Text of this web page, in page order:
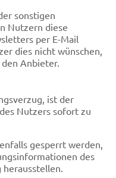
sonstigen
Nutzern diese
per E-Mail
dies nicht wünschen,
Anbieter.
ist der
Nutzers sofort zu
gesperrt werden,
des